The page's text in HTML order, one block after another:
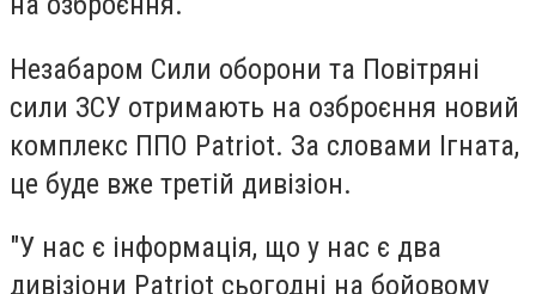
Незабаром Сили оборони та Повітряні
сили ЗСУ отримають на озброєння новий
комплекс ППО Patriot. За словами Ігната,
це буде вже третій дивізіон.
"У нас є інформація, що у нас є два
дивізіони Patriot сьогодні на бойовому